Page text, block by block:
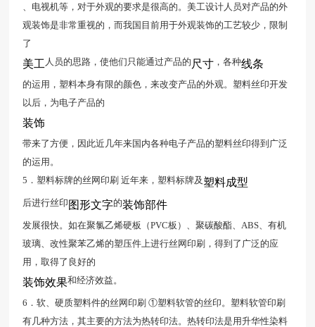
、电视机等，对于外观的要求是很高的。美工设计人员对产品的外
观装饰是非常重视的，而我国目前用于外观装饰的工艺较少，限制
了
美工 人员的思路，使他们只能通过产品的 尺寸，各种线条
的运用，塑料本身有限的颜色，来改变产品的外观。塑料丝印开发
以后，为电子产品的
装饰
带来了方便，因此近几年来国内各种电子产品的塑料丝印得到广泛
的运用。
5．塑料标牌的丝网印刷 近年来，塑料标牌及塑料成型
后进行丝印 图形文字的装饰部件
发展很快。如在聚氯乙烯硬板（PVC板）、聚碳酸酯、ABS、有机
玻璃、改性聚苯乙烯的塑压件上进行丝网印刷，得到了广泛的应
用，取得了良好的
装饰效果和经济效益。
6．软、硬质塑料件的丝网印刷 ①塑料软管的丝印。塑料软管印刷
有几种方法，其主要的方法为热转印法。热转印法是用升华性染料